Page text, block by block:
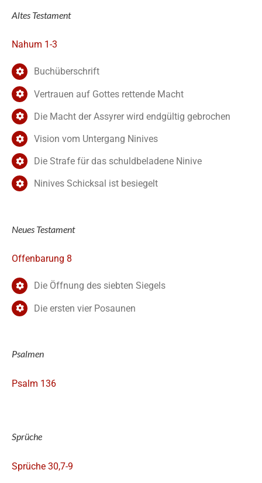
Altes Testament
Nahum 1-3
Buchüberschrift
Vertrauen auf Gottes rettende Macht
Die Macht der Assyrer wird endgültig gebrochen
Vision vom Untergang Ninives
Die Strafe für das schuldbeladene Ninive
Ninives Schicksal ist besiegelt
Neues Testament
Offenbarung 8
Die Öffnung des siebten Siegels
Die ersten vier Posaunen
Psalmen
Psalm 136
Sprüche
Sprüche 30,7-9